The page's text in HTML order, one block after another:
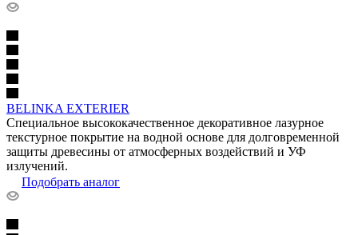
BELINKA EXTERIER
Специальное высококачественное декоративное лазурное
текстурное покрытие на водной основе для долговременной
защиты древесины от атмосферных воздействий и УФ
излучений.
Подобрать аналог